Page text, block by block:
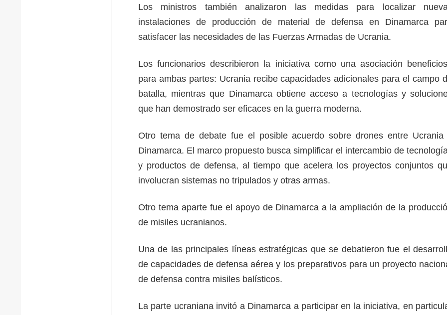
Los ministros también analizaron las medidas para localizar
instalaciones de producción de material de defensa en Dinamarca
satisfacer las necesidades de las Fuerzas Armadas de Ucrania.
Los funcionarios describieron la iniciativa como una asociación
para ambas partes: Ucrania recibe capacidades adicionales para el campo
batalla, mientras que Dinamarca obtiene acceso a tecnologías y
que han demostrado ser eficaces en la guerra moderna.
Otro tema de debate fue el posible acuerdo sobre drones entre Ucrania
Dinamarca. El marco propuesto busca simplificar el intercambio de
y productos de defensa, al tiempo que acelera los proyectos conjuntos
involucran sistemas no tripulados y otras armas.
Otro tema aparte fue el apoyo de Dinamarca a la ampliación de la
de misiles ucranianos.
Una de las principales líneas estratégicas que se debatieron fue el
de capacidades de defensa aérea y los preparativos para un proyecto
de defensa contra misiles balísticos.
La parte ucraniana invitó a Dinamarca a participar en la iniciativa, en